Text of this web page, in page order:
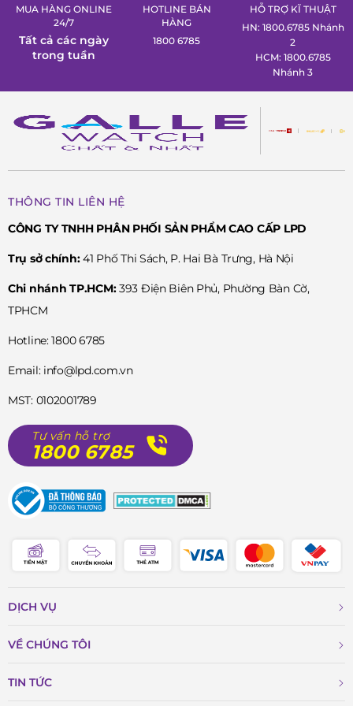
Đây là một nâng cấp rất đáng giá dành cho người yêu đồng
hồ cơ. Những ưu điểm nổi bật của bộ máy gồm:
Mức trữ cót lên tới 72 giờ
Mặt đáy lộ cơ giúp quan sát chuyển động máy
Khả năng trữ cót dài đặc biệt hữu ích với người dùng sở hữu
nhiều đồng hồ, giúp chiếc đồng hồ vẫn duy trì hoạt động ổn
Đánh giá chi tiết đồng hồ Seiko Presage
SPB537J1
MUA HÀNG ONLINE
24/7
Tất cả các ngày
trong tuần
HOTLINE BÁN
HÀNG
1800 6785
HỖ TRỢ KĨ THUẬT
HN: 1800.6785 Nhánh
2
HCM: 1800.6785
Nhánh 3
THÔNG TIN LIÊN HỆ
CÔNG TY TNHH PHÂN PHỐI SẢN PHẨM CAO CẤP LPD
Trụ sở chính:41 Phố Thi Sách, P. Hai Bà Trưng, Hà Nội
Chi nhánh TP.HCM:393 Điện Biên Phủ, Phường Bàn Cờ,
TPHCM
Hotline: 1800 6785
Email: info@lpd.com.vn
MST: 0102001789
Tư vấn hỗ trợ
1800 6785
DỊCH VỤ
VỀ CHÚNG TÔI
TIN TỨC